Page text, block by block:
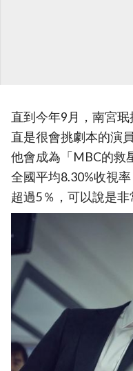
直到今年9月，南宮
直是很會挑劇本的演
他會成為「MBC的救
全國平均8.30%收視
超過5％，可以說是非